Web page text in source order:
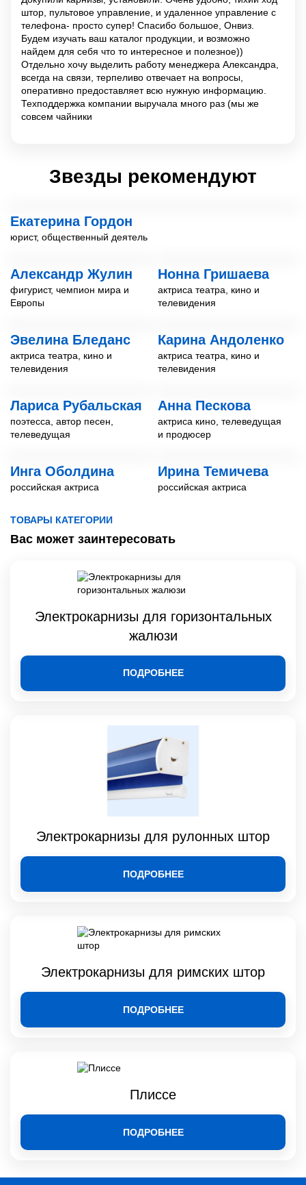
штор, пультовое управление, и удаленное управление с
телефона- просто супер! Спасибо большое, Онвиз.
Будем изучать ваш каталог продукции, и возможно
найдем для себя что то интересное и полезное))
Отдельно хочу выделить работу менеджера Александра,
всегда на связи, терпеливо отвечает на вопросы,
оперативно предоставляет всю нужную информацию.
Техподдержка компании выручала много раз (мы же
совсем чайники
Звезды рекомендуют
Екатерина Гордон
юрист, общественный деятель
Александр Жулин
фигурист, чемпион мира и
Европы
Нонна Гришаева
актриса театра, кино и
телевидения
Эвелина Бледанс
актриса театра, кино и
телевидения
Карина Андоленко
актриса театра, кино и
телевидения
Лариса Рубальская
поэтесса, автор песен,
телеведущая
Анна Пескова
актриса кино, телеведущая
и продюсер
Инга Оболдина
российская актриса
Ирина Темичева
российская актриса
ТОВАРЫ КАТЕГОРИИ
Вас может заинтересовать
Электрокарнизы для горизонтальных
жалюзи
ПОДРОБНЕЕ
Электрокарнизы для рулонных штор
ПОДРОБНЕЕ
Электрокарнизы для римских штор
ПОДРОБНЕЕ
Плиссе
ПОДРОБНЕЕ